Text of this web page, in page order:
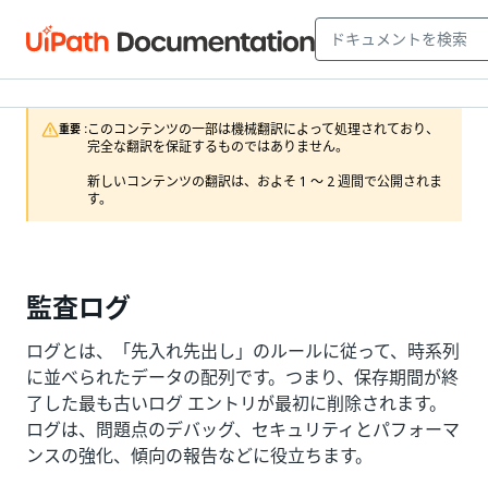
重要 :このコンテンツの一部は機械翻訳によって処理されており、
完全な翻訳を保証するものではありません。
新しいコンテンツの翻訳は、およそ 1 ～ 2 週間で公開されま
す。
監査ログ
ログとは、「先入れ先出し」のルールに従って、時系列
に並べられたデータの配列です。つまり、保存期間が終
了した最も古いログ エントリが最初に削除されます。
ログは、問題点のデバッグ、セキュリティとパフォーマ
ンスの強化、傾向の報告などに役立ちます。